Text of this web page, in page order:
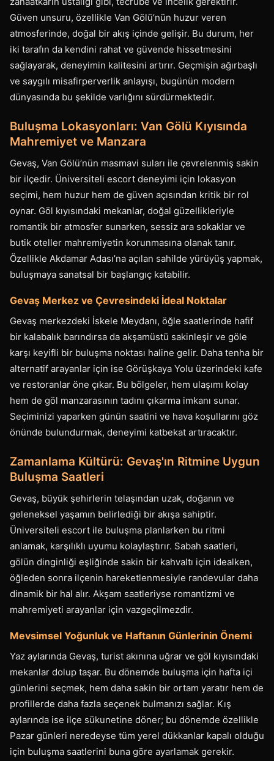
Güven unsuru, özellikle Van Gölü’nün huzur veren
atmosferinde, doğal bir akış içinde gelişir. Bu durum, her
iki tarafın da kendini rahat ve güvende hissetmesini
sağlayarak, deneyimin kalitesini artırır. Geçmişin ağırbaşlı
ve saygılı misafirperverlik anlayışı, bugünün modern
dünyasında bu şekilde varlığını sürdürmektedir.
Buluşma Lokasyonları: Van Gölü Kıyısında
Mahremiyet ve Manzara
Gevaş, Van Gölü’nün masmavi suları ile çevrelenmiş sakin
bir ilçedir. Üniversiteli escort deneyimi için lokasyon
seçimi, hem huzur hem de güven açısından kritik bir rol
oynar. Göl kıyısındaki mekanlar, doğal güzellikleriyle
romantik bir atmosfer sunarken, sessiz ara sokaklar ve
butik oteller mahremiyetin korunmasına olanak tanır.
Özellikle Akdamar Adası’na açılan sahilde yürüyüş yapmak,
buluşmaya sanatsal bir başlangıç katabilir.
Gevaş Merkez ve Çevresindeki İdeal Noktalar
Gevaş merkezdeki İskele Meydanı, öğle saatlerinde hafif
bir kalabalık barındırsa da akşamüstü sakinleşir ve göle
karşı keyifli bir buluşma noktası haline gelir. Daha tenha bir
alternatif arayanlar için ise Görüşkaya Yolu üzerindeki kafe
ve restoranlar öne çıkar. Bu bölgeler, hem ulaşımı kolay
hem de göl manzarasının tadını çıkarma imkanı sunar.
Seçiminizi yaparken günün saatini ve hava koşullarını göz
önünde bulundurmak, deneyimi katbekat artıracaktır.
Zamanlama Kültürü: Gevaş'ın Ritmine Uygun
Buluşma Saatleri
Gevaş, büyük şehirlerin telaşından uzak, doğanın ve
geleneksel yaşamın belirlediği bir akışa sahiptir.
Üniversiteli escort ile buluşma planlarken bu ritmi
anlamak, karşılıklı uyumu kolaylaştırır. Sabah saatleri,
gölün dinginliği eşliğinde sakin bir kahvaltı için idealken,
öğleden sonra ilçenin hareketlenmesiyle randevular daha
dinamik bir hal alır. Akşam saatleriyse romantizmi ve
mahremiyeti arayanlar için vazgeçilmezdir.
Mevsimsel Yoğunluk ve Haftanın Günlerinin Önemi
Yaz aylarında Gevaş, turist akınına uğrar ve göl kıyısındaki
mekanlar dolup taşar. Bu dönemde buluşma için hafta içi
günlerini seçmek, hem daha sakin bir ortam yaratır hem de
profillerde daha fazla seçenek bulmanızı sağlar. Kış
aylarında ise ilçe sükunetine döner; bu dönemde özellikle
Pazar günleri neredeyse tüm yerel dükkanlar kapalı olduğu
için buluşma saatlerini buna göre ayarlamak gerekir.